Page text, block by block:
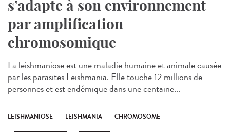
s’adapte à son environnement
par amplification
chromosomique
La leishmaniose est une maladie humaine et animale causée
par les parasites Leishmania. Elle touche 12 millions de
personnes et est endémique dans une centaine...
LEISHMANIOSE LEISHMANIA CHROMOSOME